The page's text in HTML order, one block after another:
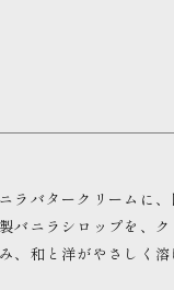
ラバタークリームに
バニラシロップを、
、和と洋がやさしく